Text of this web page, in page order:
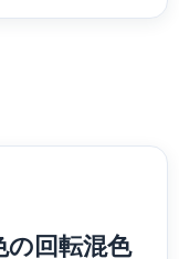
の回転混色